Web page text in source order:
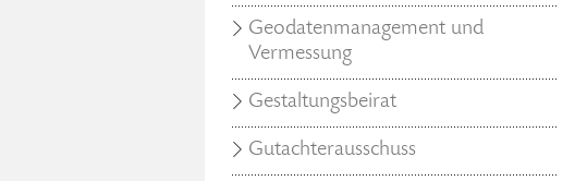
Geodatenmanagement und
Vermessung
Gestaltungsbeirat
Gutachterausschuss